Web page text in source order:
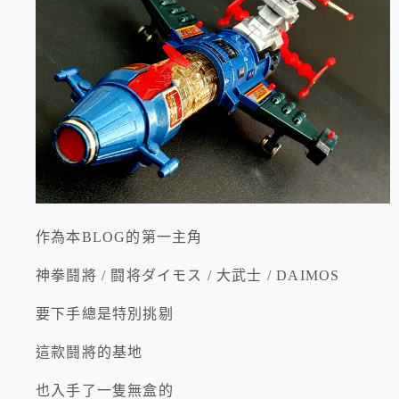
作為本BLOG的第一主角
神拳鬪將 / 闘将ダイモス / 大武士 / DAIMOS
要下手總是特別挑剔
這款鬪將的基地
也入手了一隻無盒的